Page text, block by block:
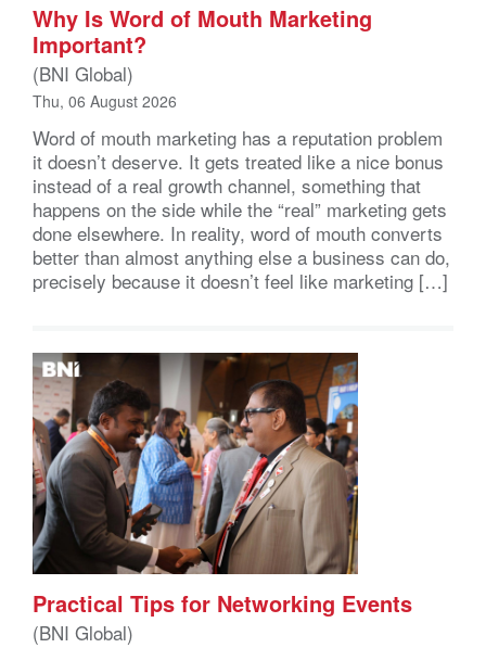
Why Is Word of Mouth Marketing
Important?
(BNI Global)
Thu, 06 August 2026
Word of mouth marketing has a reputation problem
it doesn’t deserve. It gets treated like a nice bonus
instead of a real growth channel, something that
happens on the side while the “real” marketing gets
done elsewhere. In reality, word of mouth converts
better than almost anything else a business can do,
precisely because it doesn’t feel like marketing […]
Practical Tips for Networking Events
(BNI Global)